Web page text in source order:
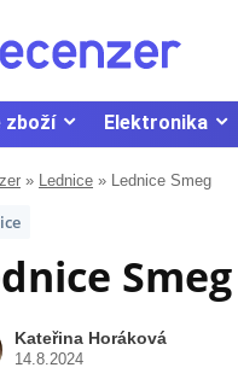
zboží Elektronika
» Lednice » Lednice Smeg
Smeg
Kateřina Horáková
14.8.2024